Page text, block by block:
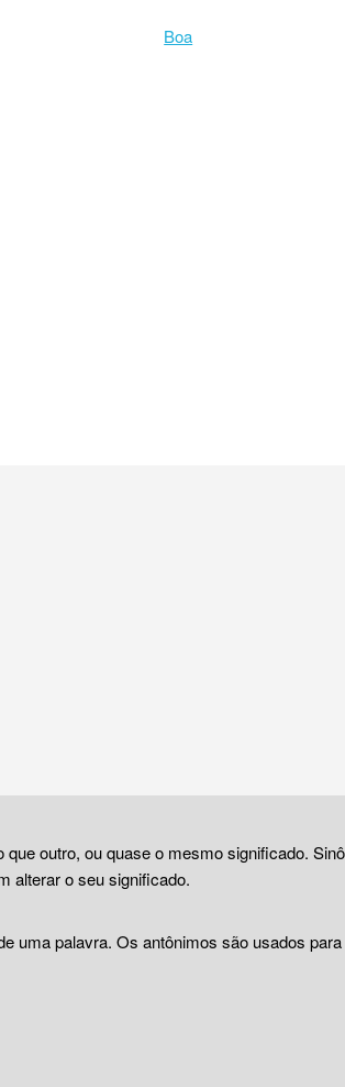
Boa
outro, ou quase o mesmo significado.
alterar o seu significado.
uma palavra. Os antônimos são usados para